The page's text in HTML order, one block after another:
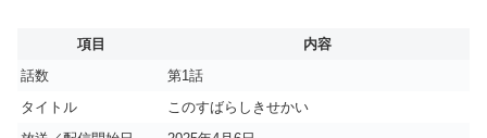
項目
内容
話数
第1話
タイトル
このすばらしきせかい